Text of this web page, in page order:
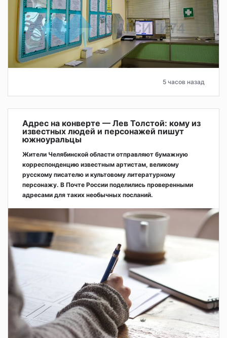
5 часов назад
Адрес на конверте — Лев Толстой: кому из
известных людей и персонажей пишут
южноуральцы
Жители Челябинской области отправляют бумажную
корреспонденцию известным артистам, великому
русскому писателю и культовому литературному
персонажу. В Почте России поделились проверенными
адресами для таких необычных посланий.